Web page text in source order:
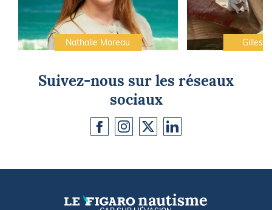
Nathalie Moreau Gilles
Suivez-nous sur les réseaux
sociaux